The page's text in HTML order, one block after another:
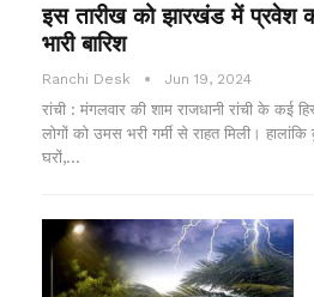
इस तारीख को झारखंड में प्रवेश
भारी बारिश
Ranchi Desk Jun 19, 2024
रांची : मंगलवार की शाम राजधानी रांची के कई
लोगों को उमस भरी गर्मी से राहत मिली।
घरों,…